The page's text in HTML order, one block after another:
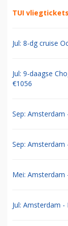
TUI vliegtickets
Jul: 8-dg cruise
Jul: 9-daagse
€1056
Sep: Amsterdam
Sep: Amsterdam
Mei: Amsterdam
Jul: Amsterdam -